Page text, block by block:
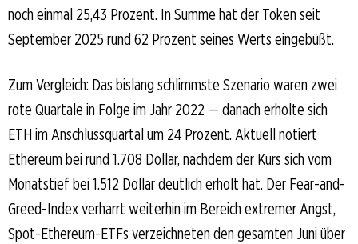
noch einmal 25,43 Prozent. In Summe hat der Token seit
September 2025 rund 62 Prozent seines Werts eingebüßt.
Zum Vergleich: Das bislang schlimmste Szenario waren zwei
rote Quartale in Folge im Jahr 2022 — danach erholte sich
ETH im Anschlussquartal um 24 Prozent. Aktuell notiert
Ethereum bei rund 1.708 Dollar, nachdem der Kurs sich vom
Monatstief bei 1.512 Dollar deutlich erholt hat. Der Fear-and-
Greed-Index verharrt weiterhin im Bereich extremer Angst,
Spot-Ethereum-ETFs verzeichneten den gesamten Juni über